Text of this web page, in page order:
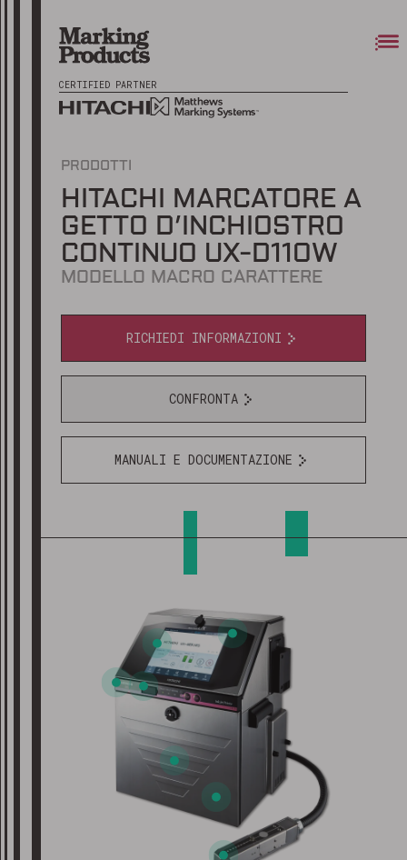
CERTIFIED PARTNER
PRODOTTI
HITACHI MARCATORE A
GETTO D’INCHIOSTRO
CONTINUO UX-D110W
MODELLO MACRO CARATTERE
RICHIEDI INFORMAZIONI
CONFRONTA
MANUALI E DOCUMENTAZIONE